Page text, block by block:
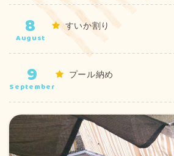
8
August
すいか割り
9
September
プール納め